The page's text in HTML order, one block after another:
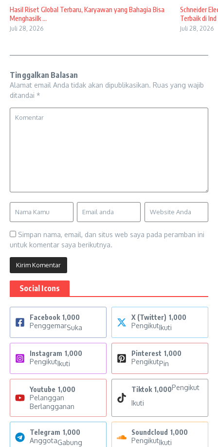
Hasil Riset Global Terbaru, Karyawan yang Bahagia Bisa
Menghasilk ...
Juli 28, 2026
Schneider
Terbaik di Ind
Juli 28, 2026
Tinggalkan Balasan
Alamat email Anda tidak akan dipublikasikan. Ruas yang wajib
ditandai *
Simpan nama, email, dan situs web saya pada peramban ini
untuk komentar saya berikutnya.
Social Icons
Facebook 1,000
PenggemarSuka
X (Twitter) 1,000
PengikutIkuti
Instagram 1,000
PengikutIkuti
Pinterest 1,000
PengikutPin
Youtube 1,000
Pelanggan
Berlangganan
Tiktok 1,000Pengikut
Ikuti
Telegram 1,000
AnggotaGabung
Soundcloud 1,000
PengikutIkuti